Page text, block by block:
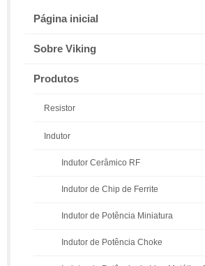
Página inicial
Sobre Viking
Produtos
Resistor
Indutor
Indutor Cerâmico RF
Indutor de Chip de Ferrite
Indutor de Potência Miniatura
Indutor de Potência Choke